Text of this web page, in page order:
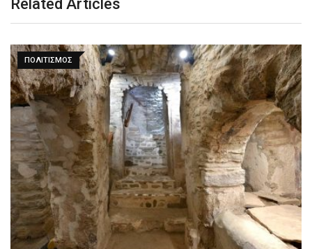
Related Articles
ΠΟΛΙΤΙΣΜΟΣ